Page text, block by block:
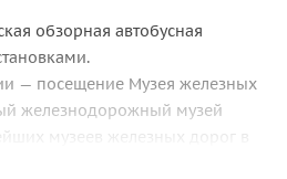
обзорная автобусная
— посещение Музея железных
железнодорожный музей
музеев железных дорог в
расположен на территории